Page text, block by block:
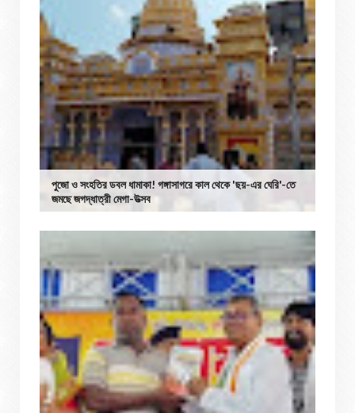
পুজো ও সংহতির ডবল ধামাকা! গঙ্গাসাগরে কাল থেকে 'ছয়-এর ঘেরি'-তে
জমছে জগদ্ধাত্রী মেগা-উত্সব